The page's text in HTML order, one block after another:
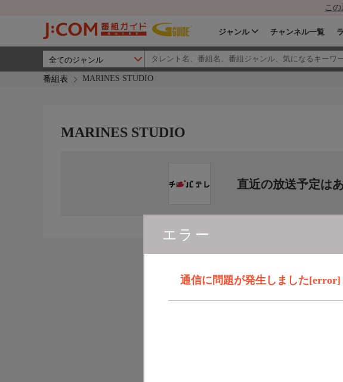
こ
ジャンル チャンネル一覧
番組表 MARINES STUDIO
エラー
通信に問題が発生しました[error]
MARINES STUDIO
直近の放送予定は